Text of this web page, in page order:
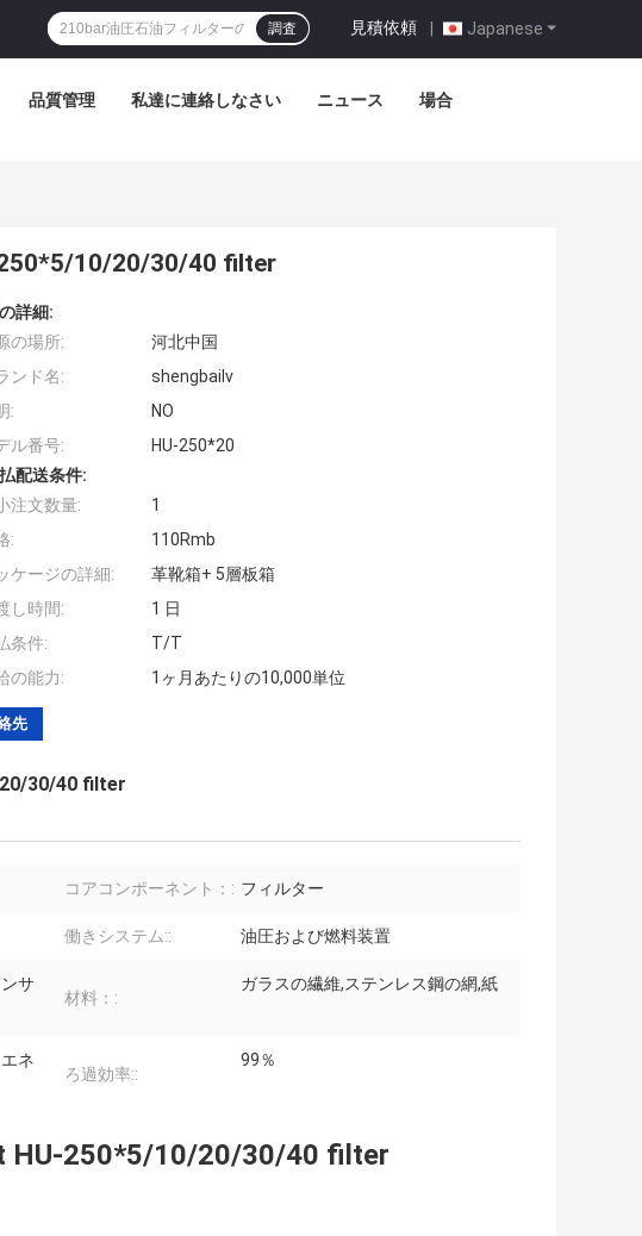
Japanese
見積依頼 |
調査
品質管理 私達に連絡しなさい ニュース 場合
10/20/30/40 filter
詳細:
の場所:
河北中国
ンド名:
shengbailv
:
NO
ル番号:
HU-250*20
配送条件:
注文数量:
1
:
110Rmb
ケージの詳細:
革靴箱+ 5層板箱
し時間:
1 日
条件:
T/T
の能力:
1ヶ月あたりの10,000単位
先
30/40 filter
コアコンポーネント：: フィルター
働きシステム:: 油圧および燃料装置
サ
材料：:
ガラスの繊維,ステンレス鋼の網,紙
ネ
ろ過効率::
99％
HU-250*5/10/20/30/40 filter
260.000D1 (мм): 159.000 D2 (мм): 133.000 D3 (мм): 101.000 H1 (мм): 260.000